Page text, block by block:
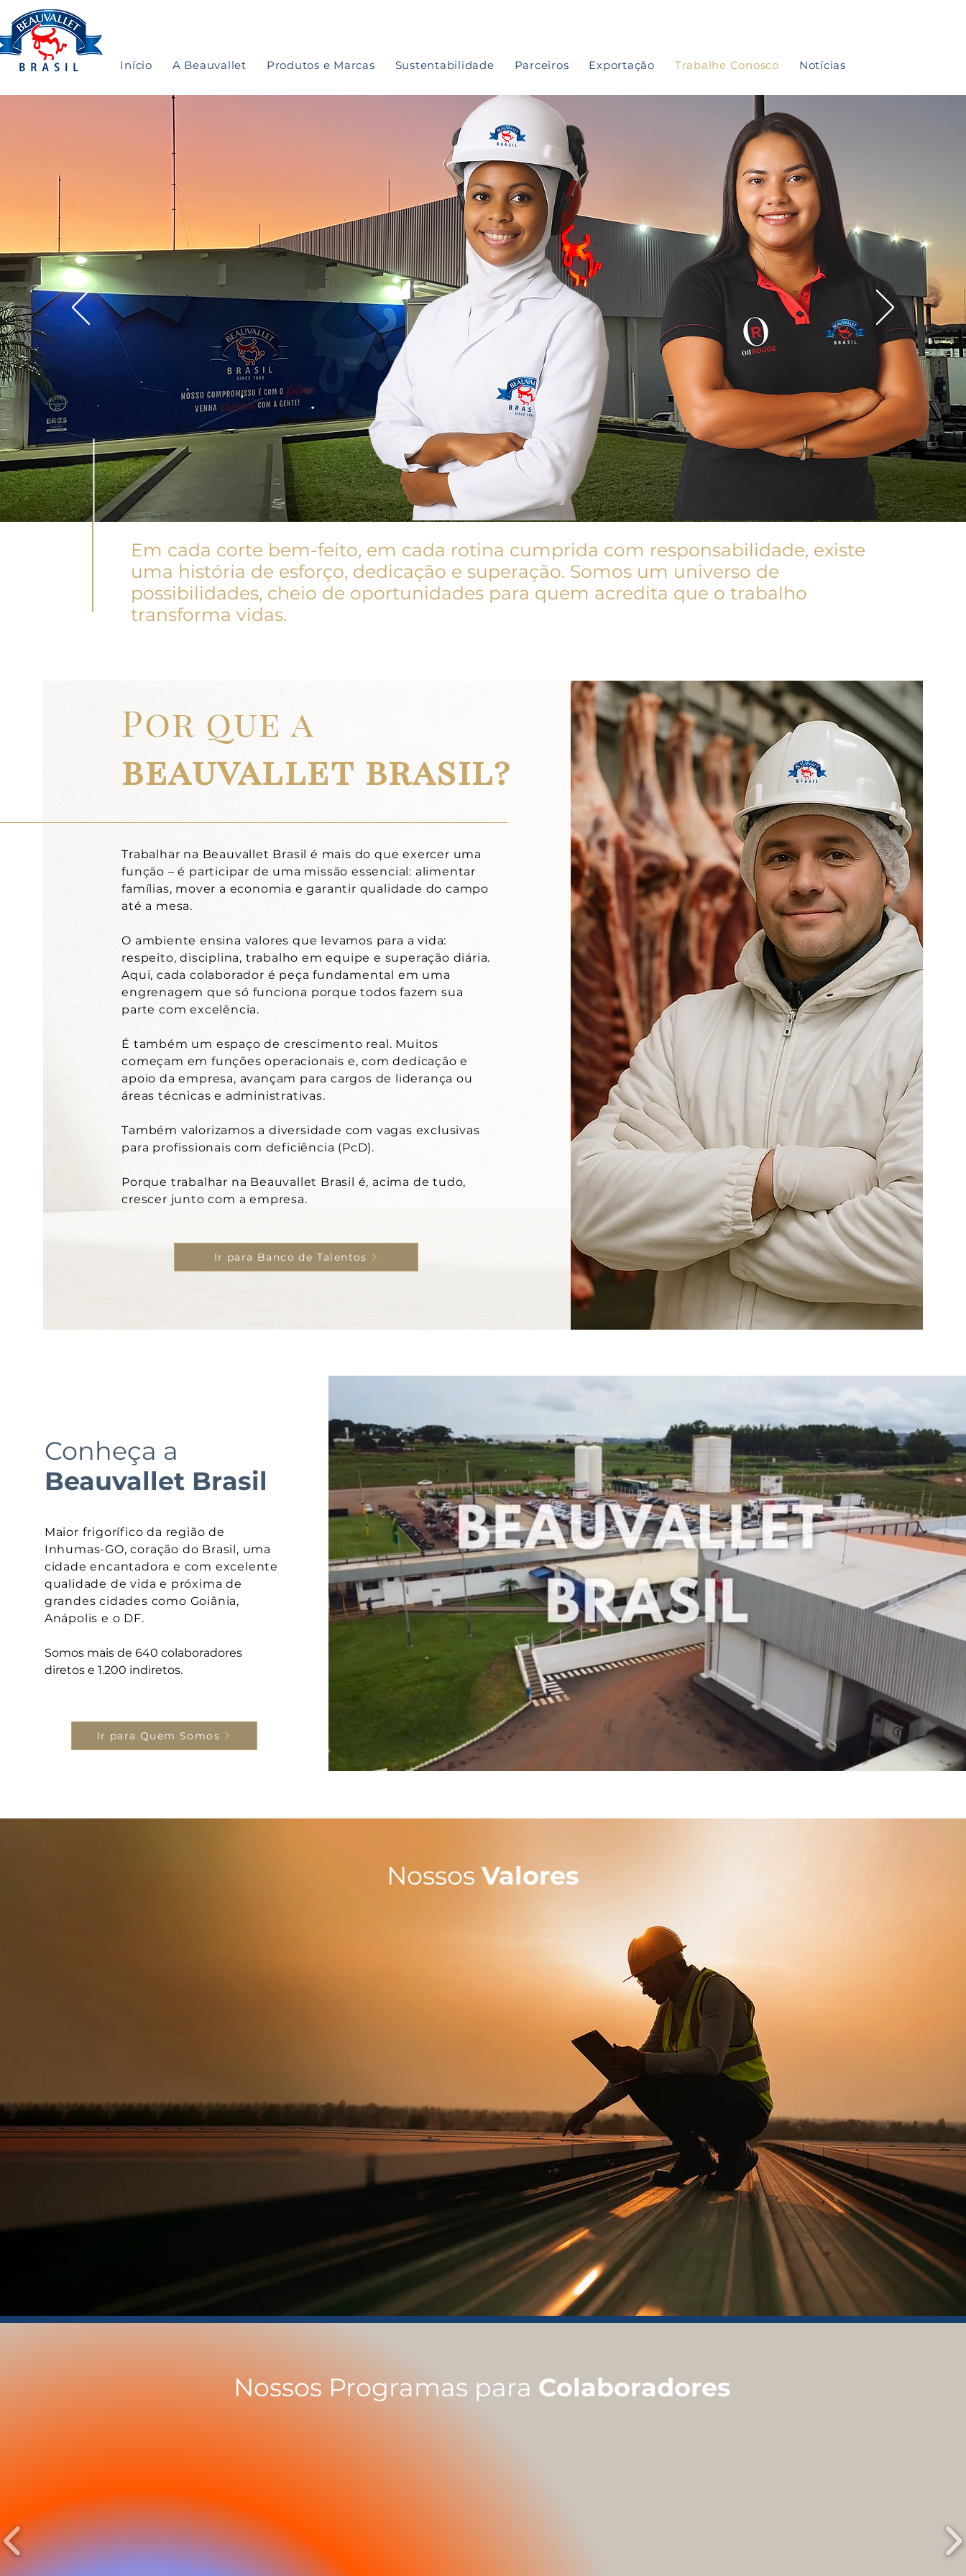
Início A Beauvallet Produtos e Marcas Sustentabilidade Parceiros Exportação Trabalhe Conosco Notícias
Começar
Em cada corte bem-feito, em cada rotina cumprida com responsabilidade, existe
uma história de esforço, dedicação e superação. Somos um universo de
possibilidades, cheio de oportunidades para quem acredita que o trabalho
transforma vidas.
Por que a
beauvallet brasil?
Trabalhar na Beauvallet Brasil é mais do que exercer uma
função – é participar de uma missão essencial: alimentar
famílias, mover a economia e garantir qualidade do campo
até a mesa.
O ambiente ensina valores que levamos para a vida:
respeito, disciplina, trabalho em equipe e superação diária.
Aqui, cada colaborador é peça fundamental em uma
engrenagem que só funciona porque todos fazem sua
parte com excelência.
É também um espaço de crescimento real. Muitos
começam em funções operacionais e, com dedicação e
apoio da empresa, avançam para cargos de liderança ou
áreas técnicas e administrativas.
Também valorizamos a diversidade com vagas exclusivas
para profissionais com deficiência (PcD).
Porque trabalhar na Beauvallet Brasil é, acima de tudo,
crescer junto com a empresa.
Ir para Banco de Talentos
Conheça a
Beauvallet Brasil
Maior frigorífico da região de
Inhumas-GO, coração do Brasil, uma
cidade encantadora e com excelente
qualidade de vida e próxima de
grandes cidades como Goiânia,
Anápolis e o DF.
Somos mais de 640 colaboradores
diretos e 1.200 indiretos.
Ir para Quem Somos
Nossos Valores
Nossos Programas para Colaboradores